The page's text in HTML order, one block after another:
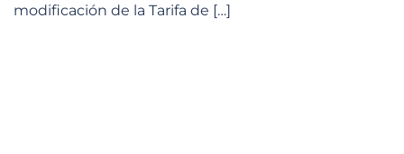
modificación de la Tarifa de […]